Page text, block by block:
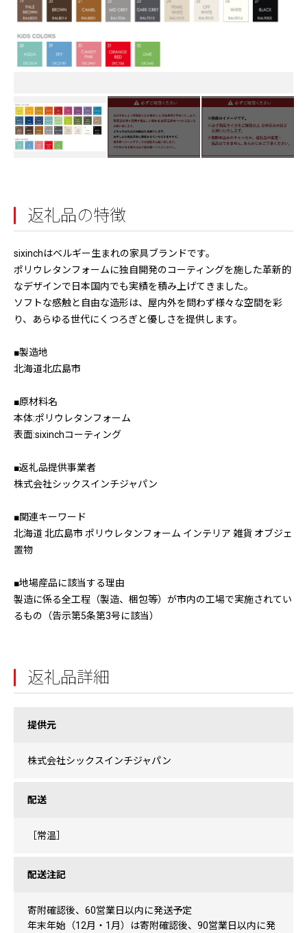
返礼品の特徴
sixinchはベルギー生まれの家具ブランドです。
ポリウレタンフォームに独自開発のコーティングを施した革新的
なデザインで日本国内でも実績を積み上げてきました。
ソフトな感触と自由な造形は、屋内外を問わず様々な空間を彩
り、あらゆる世代にくつろぎと優しさを提供します。
■製造地
北海道北広島市
■原材料名
本体:ポリウレタンフォーム
表面:sixinchコーティング
■返礼品提供事業者
株式会社シックスインチジャパン
■関連キーワード
北海道 北広島市 ポリウレタンフォーム インテリア 雑貨 オブジェ
置物
■地場産品に該当する理由
製造に係る全工程（製造、梱包等）が市内の工場で実施されてい
るもの（告示第5条第3号に該当）
返礼品詳細
提供元
株式会社シックスインチジャパン
配送
［常温］
配送注記
寄附確認後、60営業日以内に発送予定
年末年始（12月・1月）は寄附確認後、90営業日以内に発